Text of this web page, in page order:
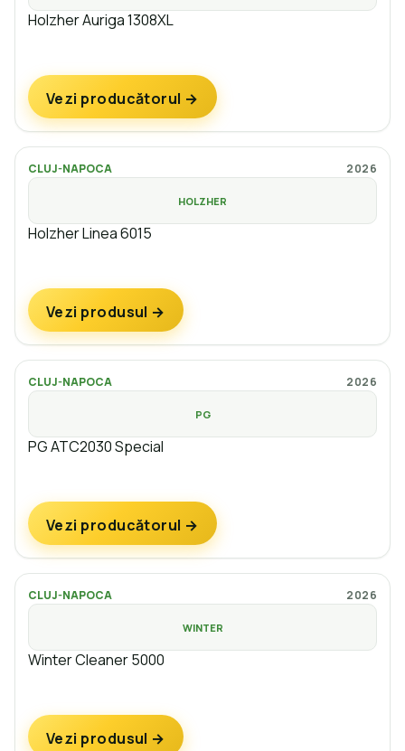
Holzher Auriga 1308XL
Vezi producătorul →
CLUJ-NAPOCA 2026
HOLZHER
Holzher Linea 6015
Vezi produsul →
CLUJ-NAPOCA 2026
PG
PG ATC2030 Special
Vezi producătorul →
CLUJ-NAPOCA 2026
WINTER
Winter Cleaner 5000
Vezi produsul →